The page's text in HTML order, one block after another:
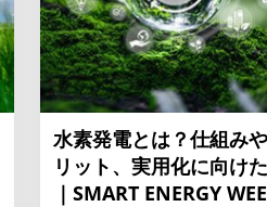
水素発電とは？仕組み
リット、実用化に向け
｜SMART ENERGY